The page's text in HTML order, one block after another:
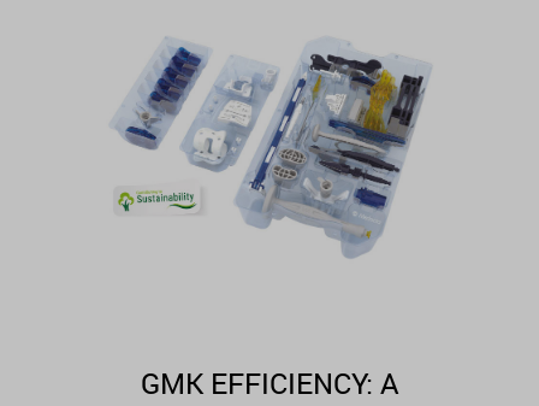
GMK EFFICIENCY: A